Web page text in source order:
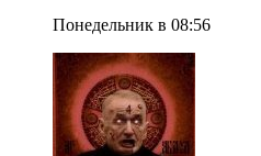
Понедельник в 08:56